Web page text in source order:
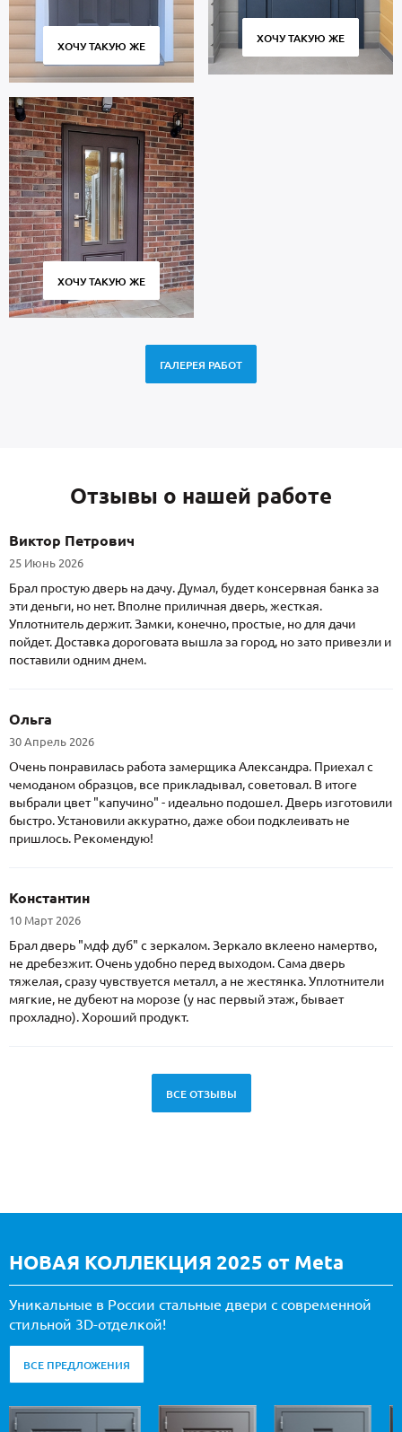
ХОЧУ ТАКУЮ ЖЕ
ХОЧУ ТАКУЮ ЖЕ
ХОЧУ ТАКУЮ ЖЕ
ГАЛЕРЕЯ РАБОТ
Отзывы о нашей работе
Виктор Петрович
25 Июнь 2026
Брал простую дверь на дачу. Думал, будет консервная банка за
эти деньги, но нет. Вполне приличная дверь, жесткая.
Уплотнитель держит. Замки, конечно, простые, но для дачи
пойдет. Доставка дороговата вышла за город, но зато привезли и
поставили одним днем.
Ольга
30 Апрель 2026
Очень понравилась работа замерщика Александра. Приехал с
чемоданом образцов, все прикладывал, советовал. В итоге
выбрали цвет "капучино" - идеально подошел. Дверь изготовили
быстро. Установили аккуратно, даже обои подклеивать не
пришлось. Рекомендую!
Константин
10 Март 2026
Брал дверь "мдф дуб" с зеркалом. Зеркало вклеено намертво,
не дребезжит. Очень удобно перед выходом. Сама дверь
тяжелая, сразу чувствуется металл, а не жестянка. Уплотнители
мягкие, не дубеют на морозе (у нас первый этаж, бывает
прохладно). Хороший продукт.
ВСЕ ОТЗЫВЫ
НОВАЯ КОЛЛЕКЦИЯ 2025 от Meta
Уникальные в России стальные двери с современной
стильной 3D-отделкой!
ВСЕ ПРЕДЛОЖЕНИЯ